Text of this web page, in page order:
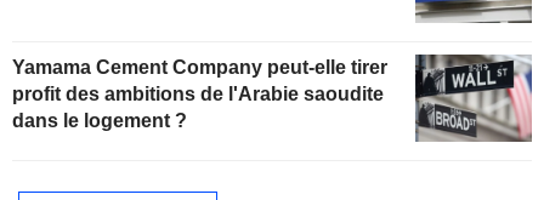
Yamama Cement Company peut-elle tirer
profit des ambitions de l'Arabie saoudite
dans le logement ?